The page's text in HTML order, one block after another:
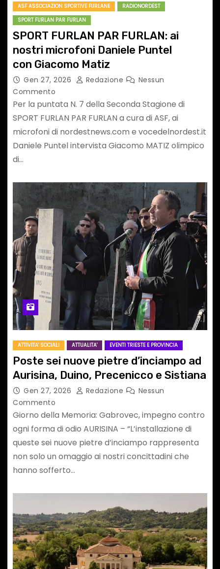
ASF ASSOCIAZION SPORTIVE FURLANE
RADIONORDEST
SPORT FURLAN PAR FURLAN
SPORT FURLAN PAR FURLAN: ai
nostri microfoni Daniele Puntel
con Giacomo Matiz
Gen 27, 2026 Redazione
Nessun
Commento
Per la puntata N. 7 della Seconda Stagione di
SPORT FURLAN PAR FURLAN a cura di ASF, ai
microfoni di nordestnews.com e vocedelnordest.it
Daniele Puntel intervista Giacomo MATIZ olimpico
di…
ATTIVITA' SOCIALI ATTUALITA' EVENTI TRIESTE E PROVINCIA
Poste sei nuove pietre d’inciampo ad
Aurisina, Duino, Precenicco e Sistiana
Gen 27, 2026 Redazione
Nessun
Commento
Giorno della Memoria: Gabrovec, impegno contro
ogni forma di odio AURISINA – “L’installazione di
queste sei nuove pietre d’inciampo rappresenta
non solo un omaggio ai nostri concittadini che
hanno sofferto…